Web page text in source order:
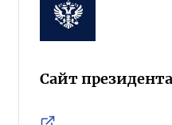
Сайт